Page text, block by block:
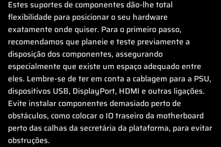
Estes suportes de componentes dão-lhe total
flexibilidade para posicionar o seu hardware
exatamente onde quiser. Para o primeiro passo,
recomendamos que planeie e teste previamente a
disposição dos componentes, assegurando
especialmente que existe um espaço adequado entre
eles. Lembre-se de ter em conta a cablagem para a PSU,
dispositivos USB, DisplayPort, HDMI e outras ligações.
Evite instalar componentes demasiado perto de
obstáculos, como colocar o IO traseiro da motherboard
perto das calhas da secretária da plataforma, para evitar
obstruções.